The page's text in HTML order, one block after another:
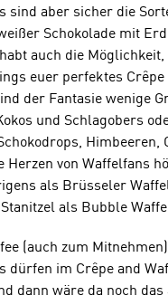
sind aber sicher die
Schokolade mit
auch die
euer perfektes Crêpe
der Fantasie wenige
und Schlagobers
Himbeeren,
Herzen von Waffelfans
als Brüsseler
als Bubble
(auch zum
dürfen im Crêpe and
dann wäre da noch